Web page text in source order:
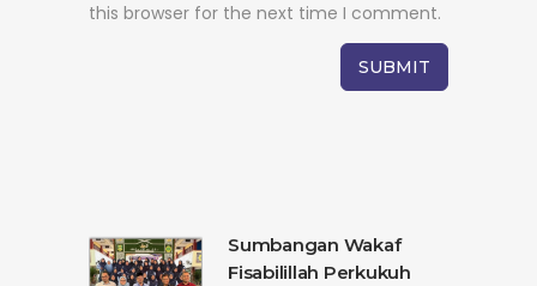
this browser for the next time I comment.
Sumbangan Wakaf
Fisabilillah Perkukuh